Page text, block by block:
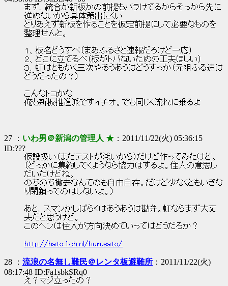
まず、統合か新板かの前提もバラけてるからそっから先に
進めないから具体策出にくい
とりあえず新板を作ることを仮定前提にして必要なものを
整理せんと。
１、板名どうすべ（まあふるさと速報だろけど一応）
２、どこに立てるべ（板がトバないための工夫ほしい）
３、虹はともかく三次やあうあうはどうすっか（元祖ふる速は
どうだったの？）
こんなトコかな
俺も新板推進派ですイチオ。でも同じく流れに乗るよ
27 ： いわ男＠新潟の管理人 ★ ：2011/11/22(火) 05:36:15
ID:???
仮設扱い（まだテストが浅いから）だけど作ってみたけど。
（どっかに集約してくようなら協力はするよ。住人の意思し
だいだけどね。
のちのち撤去なんてのも自由自在。だけど少なくともいきな
り閉鎖ってのはしないよ。）
あと、スマンがしばらくはあうあうは勘弁。虹ならまず大丈
夫だと思うけど。
このヘンは住人が方向決めていってはどうだろか？
http://hato.1ch.nl/hurusato/
28 ： 流浪の名無し難民＠レンタ板避難所 ：2011/11/22(火)
08:17:48 ID:Fa1sbkSRq0
え？マジ立ったの？